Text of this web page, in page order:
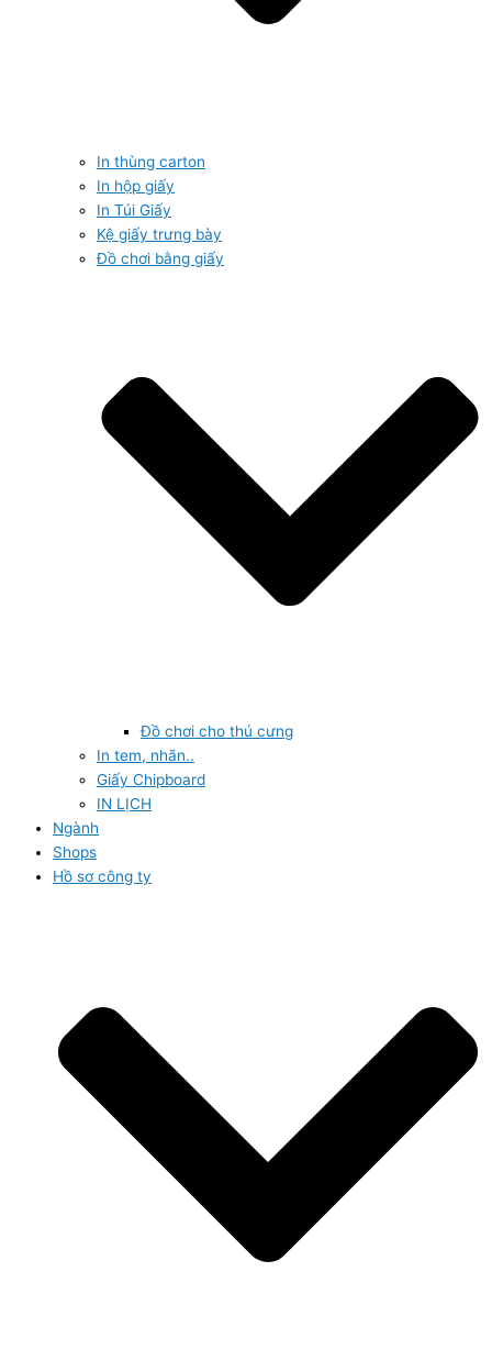
In thùng carton
In hộp giấy
In Túi Giấy
Kệ giấy trưng bày
Đồ chơi bằng giấy
Đồ chơi cho thú cưng
In tem, nhãn..
Giấy Chipboard
IN LỊCH
Ngành
Shops
Hồ sơ công ty